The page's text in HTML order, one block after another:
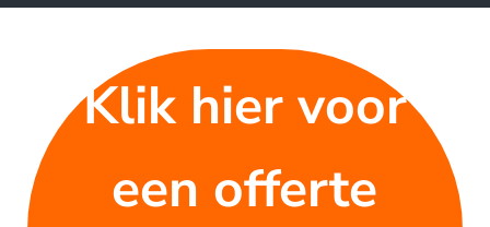
Klik hier voor
een offerte